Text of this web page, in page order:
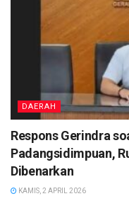
DAERAH
Respons Gerindra
Padangsidimpuan,
Dibenarkan
KAMIS, 2 APRIL 2026